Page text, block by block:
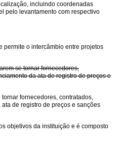
incluindo coordenadas
pelo levantamento com respectivo
permite o intercâmbio entre projetos
se tornar fornecedores,
da ata de registro de preços e
fornecedores, contratados,
de registro de preços e sanções
objetivos da instituição e é composto